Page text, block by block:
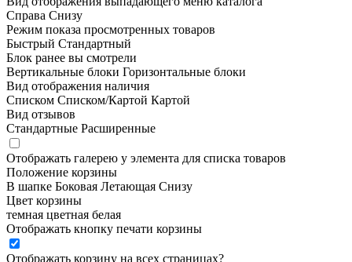
Справа Снизу
Режим показа просмотренных товаров
Быстрый Стандартный
Блок ранее вы смотрели
Вертикальные блоки Горизонтальные блоки
Вид отображения наличия
Списком Списком/Картой Картой
Вид отзывов
Стандартные Расширенные
Отображать галерею у элемента для списка товаров
Положение корзины
В шапке Боковая Летающая Снизу
Цвет корзины
темная цветная белая
Отображать кнопку печати корзины
Отображать корзину на всех страницах?